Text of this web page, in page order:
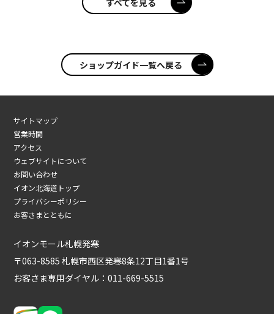
ショップガイド一覧へ戻る
サイトマップ
営業時間
アクセス
ウェブサイトについて
お問い合わせ
イオン北海道トップ
プライバシーポリシー
お客さまとともに
イオンモール札幌発寒
〒063-8585 札幌市西区発寒8条12丁目1番1号
お客さま専用ダイヤル：011-669-5515